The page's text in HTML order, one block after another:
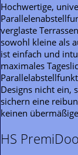
Hochwertige,
verglaste
sowohl kleine als
ist einfach und
maximales
Designs nicht ein,
sichern eine
keinen
HS